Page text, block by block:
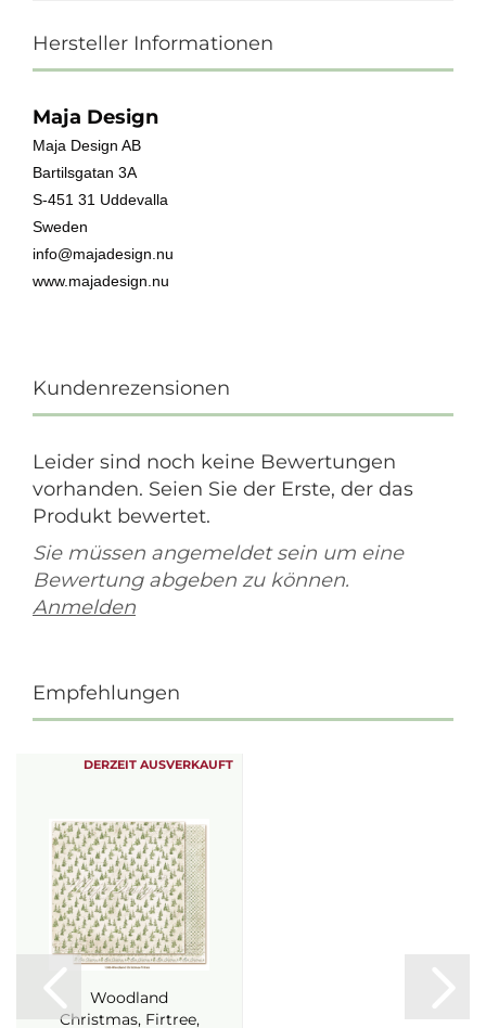
Hersteller Informationen
Maja Design
Maja Design AB
Bartilsgatan 3A
S-451 31 Uddevalla
Sweden
info@majadesign.nu
www.majadesign.nu
Kundenrezensionen
Leider sind noch keine Bewertungen
vorhanden. Seien Sie der Erste, der das
Produkt bewertet.
Sie müssen angemeldet sein um eine
Bewertung abgeben zu können.
Anmelden
Empfehlungen
DERZEIT AUSVERKAUFT
Woodland
Christmas, Firtree,